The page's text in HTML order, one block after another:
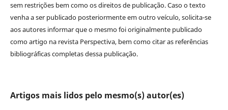
sem restrições bem como os direitos de publicação. Caso o texto
venha a ser publicado posteriormente em outro veículo, solicita-se
aos autores informar que o mesmo foi originalmente publicado
como artigo na revista Perspectiva, bem como citar as referências
bibliográficas completas dessa publicação.
Artigos mais lidos pelo mesmo(s) autor(es)